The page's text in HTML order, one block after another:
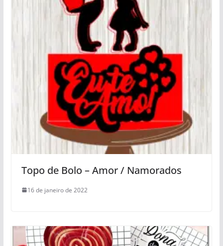
Topo de Bolo – Amor / Namorados
16 de janeiro de 2022